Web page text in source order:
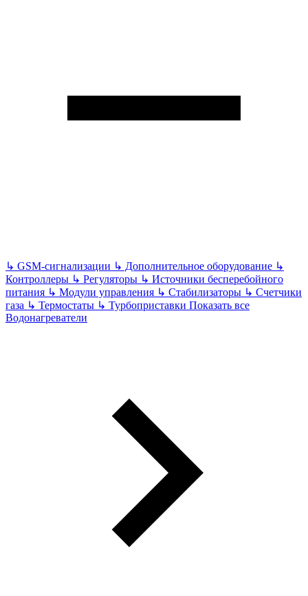
↳ GSM-сигнализации ↳ Дополнительное оборудование ↳
Контроллеры ↳ Регуляторы ↳ Источники бесперебойного
питания ↳ Модули управления ↳ Стабилизаторы ↳ Счетчики
газа ↳ Термостаты ↳ Турбоприставки Показать все
Водонагреватели